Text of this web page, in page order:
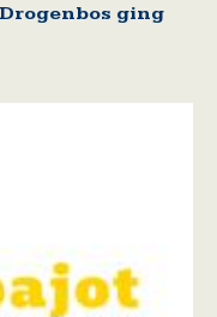
Drogenbos ging